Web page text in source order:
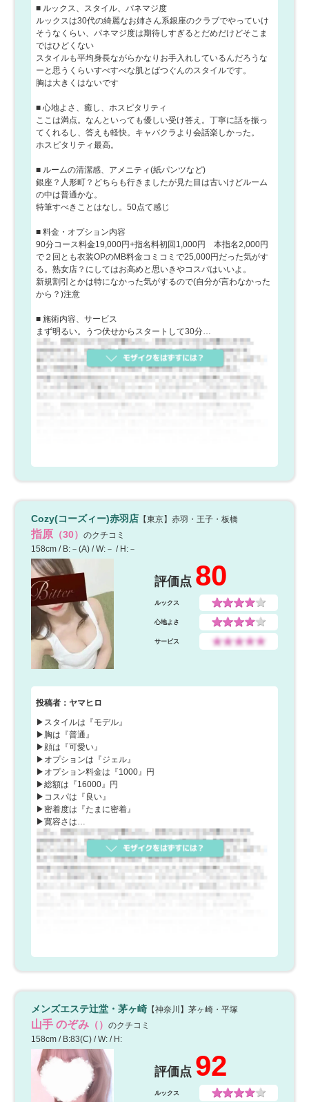
■ ルックス、スタイル、パネマジ度
ルックスは30代の綺麗なお姉さん系銀座のクラブでやっていけ
そうなくらい、パネマジ度は期待しすぎるとだめだけどそこま
ではひどくない
スタイルも平均身長ながらかなりお手入れしているんだろうな
ーと思うくらいすべすべな肌とばつぐんのスタイルです。
胸は大きくはないです
■ 心地よさ、癒し、ホスピタリティ
ここは満点。なんといっても優しい受け答え。丁寧に話を振っ
てくれるし、答えも軽快。キャバクラより会話楽しかった。
ホスピタリティ最高。
■ ルームの清潔感、アメニティ(紙パンツなど)
銀座？人形町？どちらも行きましたが見た目は古いけどルーム
の中は普通かな。
特筆すべきことはなし。50点て感じ
■ 料金・オプション内容
90分コース料金19,000円+指名料初回1,000円 本指名2,000円
で２回とも衣装OPのMB料金コミコミで25,000円だった気がす
る。熟女店？にしてはお高めと思いきやコスパはいいよ。
新規割引とかは特になかった気がするので(自分が言わなかった
から？)注意
■ 施術内容、サービス
まず明るい。うつ伏せからスタートして30分…
Cozy(コーズィー)赤羽店【東京】赤羽・王子・板橋
指原 （30） のクチコミ
158cm / B:－(A) / W:－ / H:－
評価点 80
ルックス
心地よさ
サービス
投稿者：ヤマヒロ
▶︎スタイルは『モデル』
▶︎胸は『普通』
▶︎顔は『可愛い』
▶︎オプションは『ジェル』
▶︎オプション料金は『1000』円
▶︎総額は『16000』円
▶︎コス‌​‌‌​​‌​‌‌‌​​‌‌​‌​‌‌‌‌​​​​​​‌‌​‌​‌‌‌​‌​‌パは『良い』
▶︎密着度は『たまに密着』
▶︎寛容さは…
メンズエステ辻堂・茅ヶ崎【神奈川】茅ヶ崎・平塚
山手 のぞみ（） のクチコミ
158cm / B:83(C) / W: / H:
評価点 92
ルックス